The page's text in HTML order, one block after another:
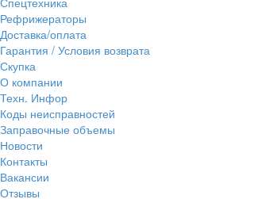
Рефрижераторы
Доставка/оплата
Гарантия / Условия возврата
Скупка
О компании
Техн. Инфор
Коды неисправностей
Заправочные объемы
Новости
Контакты
Вакансии
Отзывы